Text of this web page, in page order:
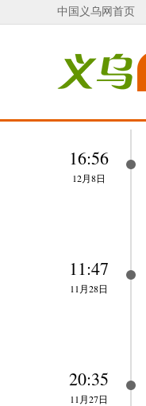
中国义乌网首页
16:56
12月8日
11:47
11月28日
20:35
11月27日